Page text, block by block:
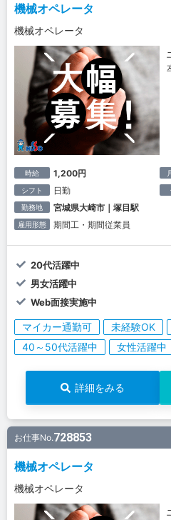
機械オペレータ
機械オペレータ
時給 1,200円
シフト 日勤
勤務地 宮城県大崎市｜塚目駅
雇用形態 期間工・期間従業員
20代活躍中
男女活躍中
Web面接実施中
マイカー通勤可 未経験OK
40～50代活躍中
女性活躍中
詳細をみる
お仕事No.728853
機械オペレータ
機械オペレータ